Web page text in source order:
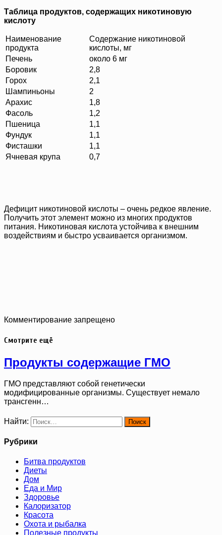
Таблица продуктов, содержащих никотиновую
кислоту
Наименование
продукта
Содержание никотиновой
кислоты, мг
Печень
около 6 мг
Боровик
2,8
Горох
2,1
Шампиньоны
2
Арахис
1,8
Фасоль
1,2
Пшеница
1,1
Фундук
1,1
Фисташки
1,1
Ячневая крупа
0,7
Дефицит никотиновой кислоты – очень редкое явление.
Получить этот элемент можно из многих продуктов
питания. Никотиновая кислота устойчива к внешним
воздействиям и быстро усваивается организмом.
Комментирование запрещено
Смотрите ещё
Продукты содержащие ГМО
ГМО представляют собой генетически
модифицированные организмы. Существует немало
трансгенн…
Найти:
Рубрики
Битва продуктов
Диеты
Дом
Еда и Мир
Здоровье
Калоризатор
Красота
Охота и рыбалка
Полезные продукты